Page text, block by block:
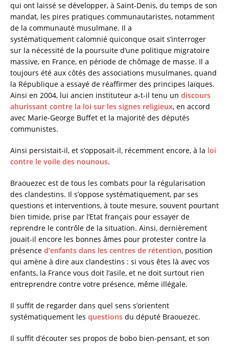
qui ont laissé se développer, à Saint-Denis, du temps de son
mandat, les pires pratiques communautaristes, notamment
de la communauté musulmane. Il a
systématiquement calomnié quiconque osait s’interroger
sur la nécessité de la poursuite d’une politique migratoire
massive, en France, en période de chômage de masse. Il a
toujours été aux côtés des associations musulmanes, quand
la République a essayé de réaffirmer des principes laïques.
Ainsi en 2004, lui ancien instituteur a-t-il tenu un discours
ahurissant contre la loi sur les signes religieux, en accord
avec Marie-George Buffet et la majorité des députés
communistes.
Ainsi persistait-il, et s’opposait-il, récemment encore, à la loi
contre le voile des nounous.
Braouezec est de tous les combats pour la régularisation
des clandestins. Il s’oppose systématiquement, par ses
questions et interventions, à toute mesure, souvent pourtant
bien timide, prise par l’Etat français pour essayer de
reprendre le contrôle de la situation. Ainsi, dernièrement
jouait-il encore les bonnes âmes pour protester contre la
présence d’enfants dans les centres de rétention, position
qui amène à dire aux clandestins : si vous êtes là avec vos
enfants, la France vous doit l’asile, et ne doit surtout rien
entreprendre contre votre présence, même illégale.
Il suffit de regarder dans quel sens s’orientent
systématiquement les questions du député Braouezec.
Il suffit d’écouter ses propos de bobo bien-pensant, et son